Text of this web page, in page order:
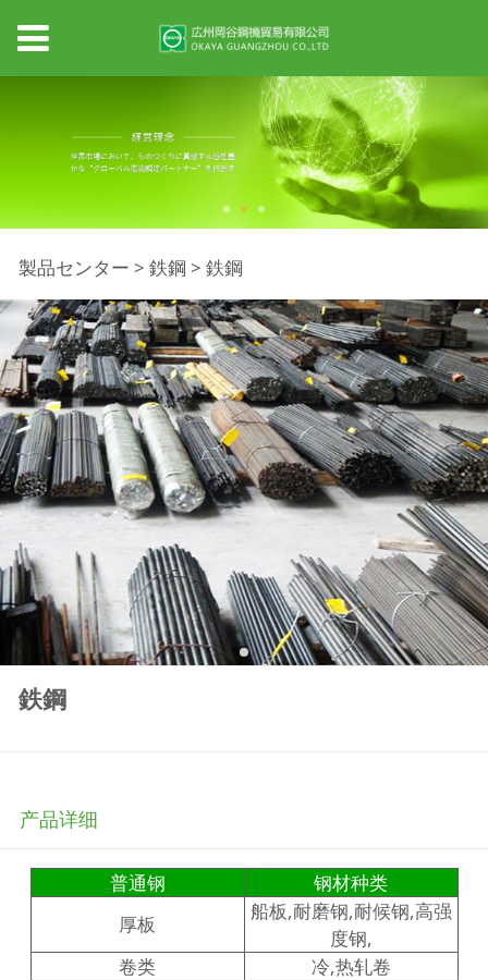
鉄鋼
製品センター > 鉄鋼 > 鉄鋼
鉄鋼
产品详细
普通钢
钢材种类
厚板
船板,耐磨钢,耐候钢,高强
度钢,
卷类
冷,热轧卷